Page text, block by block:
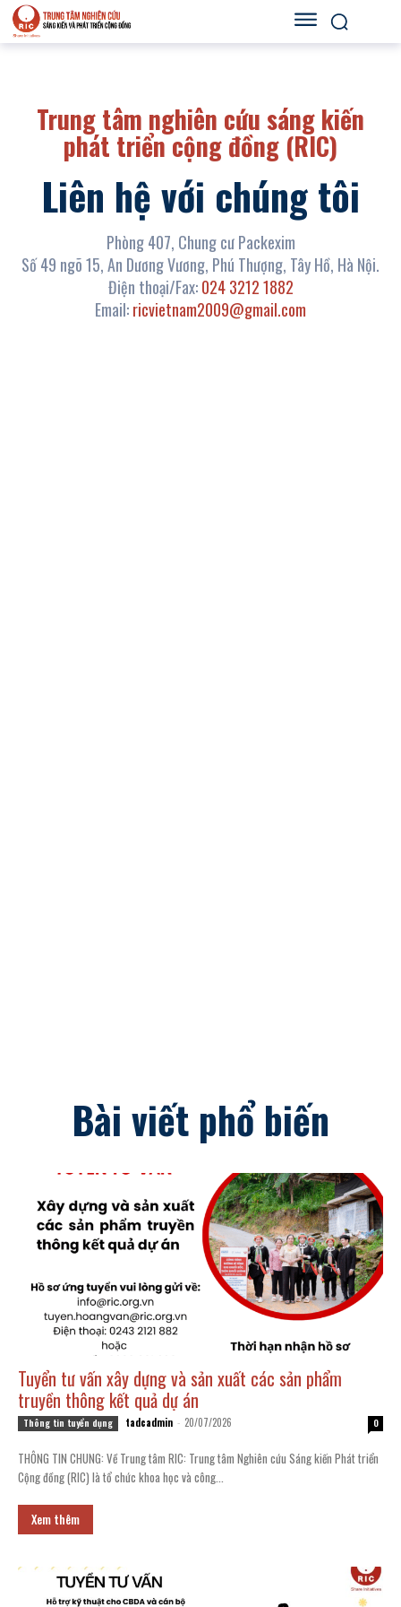
Trung tâm nghiên cứu sáng kiến
phát triển cộng đồng (RIC)
Liên hệ với chúng tôi
Phòng 407, Chung cư Packexim
Số 49 ngõ 15, An Dương Vương, Phú Thượng, Tây Hồ, Hà Nội.
Điện thoại/Fax:024 3212 1882
Email:ricvietnam2009@gmail.com
Bài viết phổ biến
Tuyển tư vấn xây dựng và sản xuất các sản phẩm
truyền thông kết quả dự án
Thông tin tuyển dụng tadcadmin - 20/07/2026 0
THÔNG TIN CHUNG: Về Trung tâm RIC: Trung tâm Nghiên cứu Sáng kiến Phát triển
Cộng đồng (RIC) là tổ chức khoa học và công...
Xem thêm